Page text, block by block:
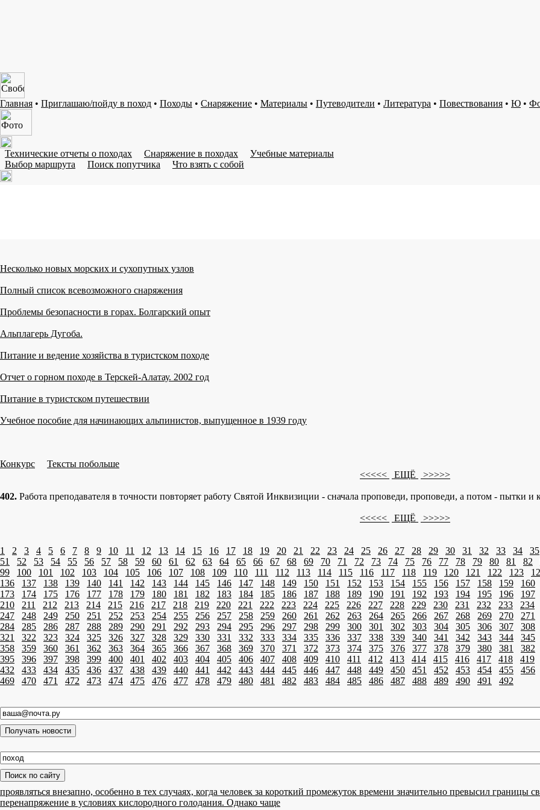
Главная • Приглашаю/пойду в поход • Походы • Снаряжение • Материалы • Путеводители • Литература • Повествования • Ю •
Технические отчеты о походах Снаряжение в походах
Учебные материалы
Выбор маршрута
Поиск попутчика Что взять с собой
Несколько новых морских и сухопутных узлов
Полный список всевозможного снаряжения
Проблемы безопасности в горах. Болгарский опыт
Альплагерь Дугоба.
Питание и ведение хозяйства в туристском походе
Отчет о горном походе в Терскей-Алатау. 2002 год
Питание в туристском путешествии
Учебное пособие для начинающих альпинистов, выпущенное в 1939 году
Конкурс
Тексты побольше
<<<<<
ЕЩЁ >>>>>
402. Работа преподавателя в точности повторяет работу Святой Инквизиции - сначала проповеди, проповеди, а потом - пытки и
<<<<< ЕЩЁ >>>>>
1 2 3 4 5 6 7 8 9 10 11 12 13 14 15 16 17 18 19 20 21 22 23 24 25 26 27 28 29 30 31 32 33 34 35
51
52 53 54 55 56 57 58 59 60 61 62 63 64 65 66 67 68 69 70 71 72 73 74 75 76 77 78 79 80 81 82
99
100 101 102 103 104 105 106 107 108 109 110 111 112 113 114 115 116 117 118 119 120 121 122 123
136
137 138 139 140 141 142 143 144 145 146 147 148 149 150 151 152 153 154 155 156 157 158 159 160
173
174 175 176 177 178 179 180 181 182 183 184 185 186 187 188 189 190 191 192 193 194 195 196 197
210
211 212 213 214 215 216 217 218 219 220 221 222 223 224 225 226 227 228 229 230 231 232 233 234
247
248 249 250 251 252 253 254 255 256 257 258 259 260 261 262 263 264 265 266 267 268 269 270 271
284
285 286 287 288 289 290 291 292 293 294 295 296 297 298 299 300 301 302 303 304 305 306 307 308
321
322 323 324 325 326 327 328 329 330 331 332 333 334 335 336 337 338 339 340 341 342 343 344 345
358
359 360 361 362 363 364 365 366 367 368 369 370 371 372 373 374 375 376 377 378 379 380 381 382
395
396 397 398 399 400 401 402 403 404 405 406 407 408 409 410 411 412 413 414 415 416 417 418 419
432
433 434 435 436 437 438 439 440 441 442 443 444 445 446 447 448 449 450 451 452 453 454 455 456
469
470 471 472 473 474 475 476 477 478 479 480 481 482 483 484 485 486 487 488 489 490 491 492
проявляться внезапно, особенно в тех случаях, когда человек за короткий промежуток времени значительно превысил границы
перенапряжение в условиях кислородного голодания. Однако чаще